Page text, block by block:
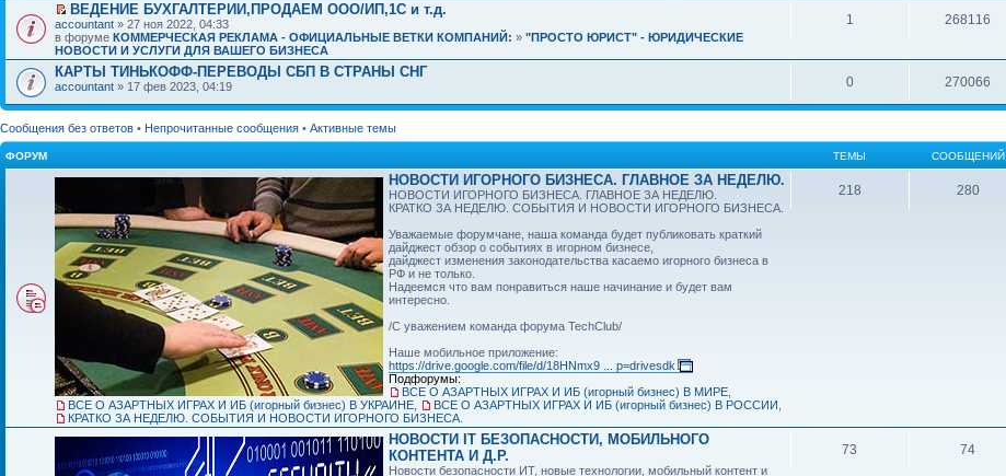
ВЕДЕНИЕ БУХГАЛТЕРИИ,ПРОДАЕМ ООО/ИП,1C и т.д.
accountant » 27 ноя 2022, 04:33
в форуме КОММЕРЧЕСКАЯ РЕКЛАМА - ОФИЦИАЛЬНЫЕ ВЕТКИ КОМПАНИЙ: » "ПРОСТО ЮРИСТ" - ЮРИДИЧЕСКИЕ
НОВОСТИ И УСЛУГИ ДЛЯ ВАШЕГО БИЗНЕСА
1 268116
КАРТЫ ТИНЬКОФФ-ПЕРЕВОДЫ СБП В СТРАНЫ СНГ
accountant » 17 фев 2023, 04:19 0 270066
Сообщения без ответов • Непрочитанные сообщения • Активные темы
ФОРУМ ТЕМЫ СООБЩЕНИЙ
НОВОСТИ ИГОРНОГО БИЗНЕСА. ГЛАВНОЕ ЗА НЕДЕЛЮ.
НОВОСТИ ИГОРНОГО БИЗНЕСА. ГЛАВНОЕ ЗА НЕДЕЛЮ.
КРАТКО ЗА НЕДЕЛЮ. СОБЫТИЯ И НОВОСТИ ИГОРНОГО БИЗНЕСА.
Уважаемые форумчане, наша команда будет публиковать краткий
дайджест обзор о событиях в игорном бизнесе,
дайджест изменения законодательства касаемо игорного бизнеса в
РФ и не только.
Надеемся что вам понравиться наше начинание и будет вам
интересно.
/С уважением команда форума TechClub/
Наше мобильное приложение:
https://drive.google.com/file/d/18HNmx9 ... p=drivesdk
Подфорумы:
ВСЕ О АЗАРТНЫХ ИГРАХ И ИБ (игорный бизнес) В МИРЕ
ВСЕ О АЗАРТНЫХ ИГРАХ И ИБ (игорный бизнес) В УКРАИНЕ
ВСЕ О АЗАРТНЫХ ИГРАХ И ИБ (игорный бизнес) В РОССИИ
КРАТКО ЗА НЕДЕЛЮ. СОБЫТИЯ И НОВОСТИ ИГОРНОГО БИЗНЕСА.
218 280
НОВОСТИ IT БЕЗОПАСНОСТИ, МОБИЛЬНОГО
КОНТЕНТА И Д.Р.
Новости безопасности ИТ, новые технологии, мобильный контент и
73 74